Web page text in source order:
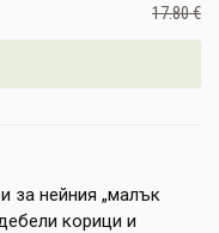
17.80 €
за нейния „малък
корици и